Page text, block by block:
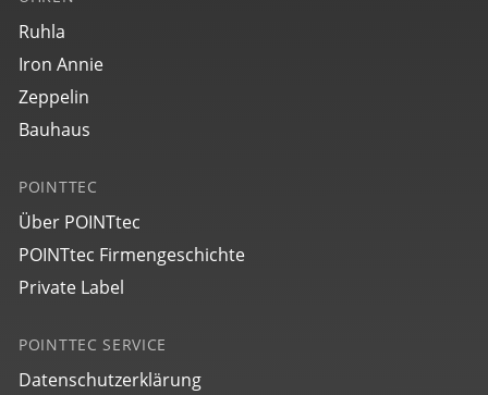
Ruhla
Iron Annie
Zeppelin
Bauhaus
POINTTEC
Über POINTtec
POINTtec Firmengeschichte
Private Label
POINTTEC SERVICE
Datenschutzerklärung